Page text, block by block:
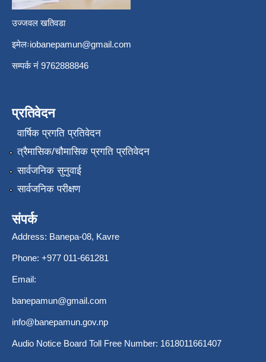
उज्जवल खतिवडा
इमेलःiobanepamun@gmail.com
सम्पर्क नंं 9762888846
प्रतिवेदन
वार्षिक प्रगति प्रतिवेदन
त्रैमासिक/चौमासिक प्रगति प्रतिवेदन
सार्वजनिक सुनुवाई
सार्वजनिक परीक्षण
संपर्क
Address: Banepa-08, Kavre
Phone: +977 011-661281
Email:
banepamun@gmail.com
info@banepamun.gov.np
Audio Notice Board Toll Free Number: 1618011661407